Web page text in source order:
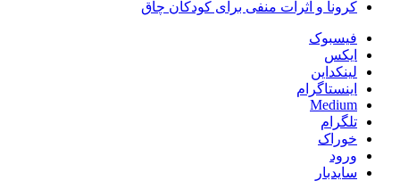
کرونا و اثرات منفی برای کودکان چاق
فیسبوک
ایکس
لینکداین
اینستاگرام
Medium
تلگرام
خوراک
ورود
سایدبار